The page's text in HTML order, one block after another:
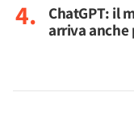
ChatGPT: il
arriva